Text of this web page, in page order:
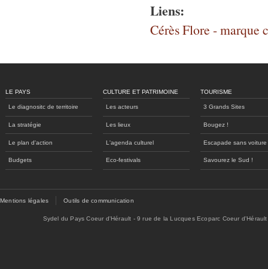
Liens:
Cérès Flore - marque
LE PAYS
Le diagnositc de territoire
La stratégie
Le plan d'action
Budgets
CULTURE ET PATRIMOINE
Les acteurs
Les lieux
L'agenda culturel
Eco-festivals
TOURISME
3 Grands Sites
Bougez !
Escapade sans voiture
Savourez le Sud !
Mentions légales Outils de communication
Sydel du Pays Coeur d'Hérault - 9 rue de la Lucques Ecoparc Coeur